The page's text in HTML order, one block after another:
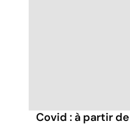
Covid : à partir